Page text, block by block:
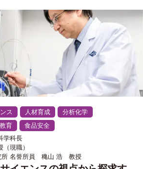
ス 人材育成
分析化学
育
食品安全
学科長
（現職）
所 名誉所員 穐山 浩 教授